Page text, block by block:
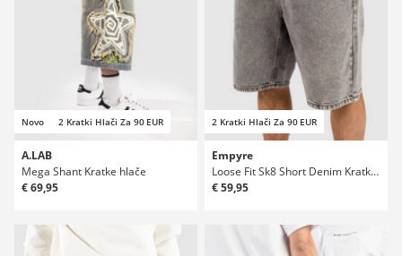
Novo 2 Kratki Hlači Za 90 EUR
A.LAB
Mega Shant Kratke hlače
€ 69,95
2 Kratki Hlači Za 90 EUR
Empyre
Loose Fit Sk8 Short Denim Kratke hlače
€ 59,95